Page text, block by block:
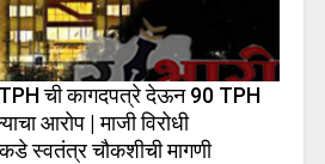
ची कागदपत्रे देऊन 90 TPH
आरोप | माजी विरोधी
स्वतंत्र चौकशीची मागणी